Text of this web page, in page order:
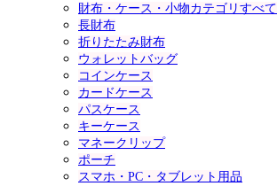
財布・ケース・小物カテゴリすべて
長財布
折りたたみ財布
ウォレットバッグ
コインケース
カードケース
パスケース
キーケース
マネークリップ
ポーチ
スマホ・PC・タブレット用品